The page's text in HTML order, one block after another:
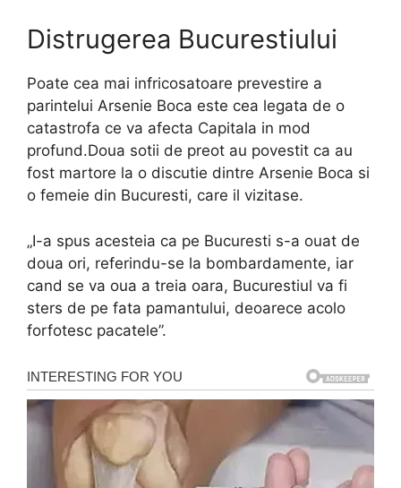
Distrugerea Bucurestiului
Poate cea mai infricosatoare prevestire a
parintelui Arsenie Boca este cea legata de o
catastrofa ce va afecta Capitala in mod
profund.Doua sotii de preot au povestit ca au
fost martore la o discutie dintre Arsenie Boca si
o femeie din Bucuresti, care il vizitase.
„I-a spus acesteia ca pe Bucuresti s-a ouat de
doua ori, referindu-se la bombardamente, iar
cand se va oua a treia oara, Bucurestiul va fi
sters de pe fata pamantului, deoarece acolo
forfotesc pacatele”.